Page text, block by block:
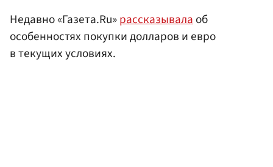
Недавно «Газета.Ru»рассказывалаоб
особенностях покупки долларов и евро
в текущих условиях.